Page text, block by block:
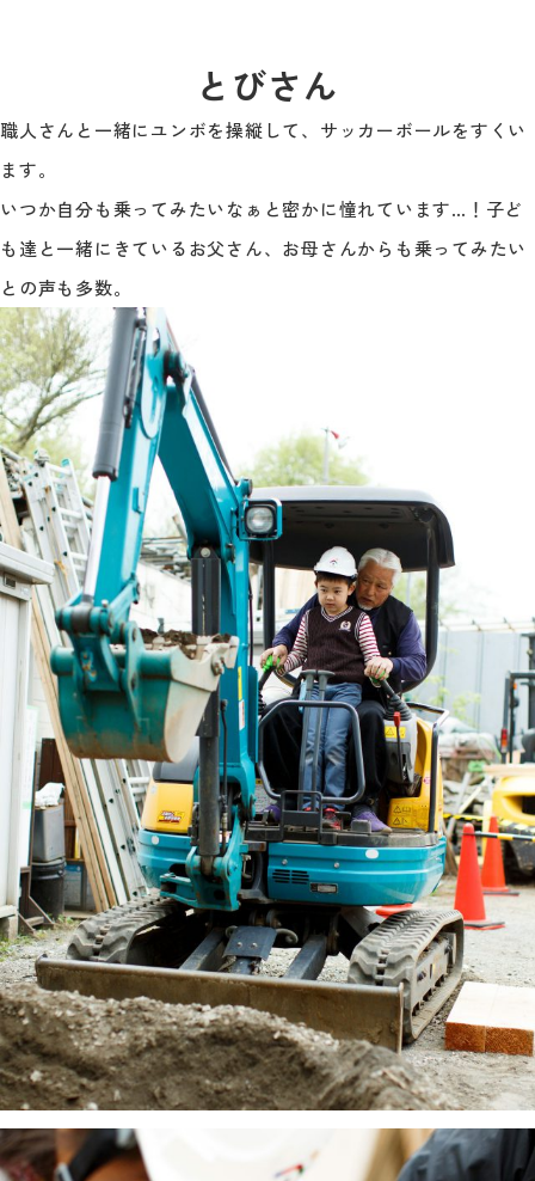
とびさん
職人さんと一緒にユンボを操縦して、サッカーボールをすくい
ます。
いつか自分も乗ってみたいなぁと密かに憧れています…！子ど
も達と一緒にきているお父さん、お母さんからも乗ってみたい
との声も多数。